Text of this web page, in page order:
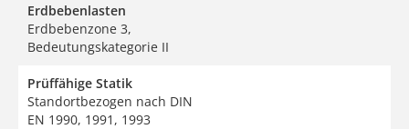
Erdbebenlasten
Erdbebenzone 3,
Bedeutungskategorie II
Prüffähige Statik
Standortbezogen nach DIN
EN 1990, 1991, 1993